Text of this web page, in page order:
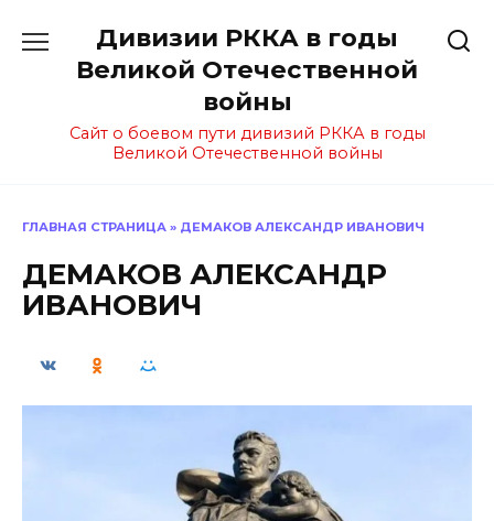
содержанию
Дивизии РККА в годы
Великой Отечественной
войны
Сайт о боевом пути дивизий РККА в годы
Великой Отечественной войны
ГЛАВНАЯ СТРАНИЦА » ДЕМАКОВ АЛЕКСАНДР ИВАНОВИЧ
ДЕМАКОВ АЛЕКСАНДР
ИВАНОВИЧ